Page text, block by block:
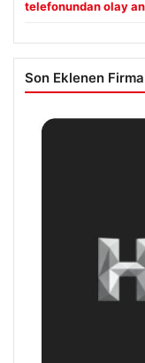
telefonundan olay
Son Eklenen